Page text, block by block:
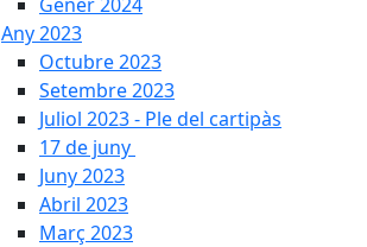
Any 2023
Octubre 2023
Setembre 2023
Juliol 2023 - Ple del cartipàs
17 de juny
Juny 2023
Abril 2023
Març 2023